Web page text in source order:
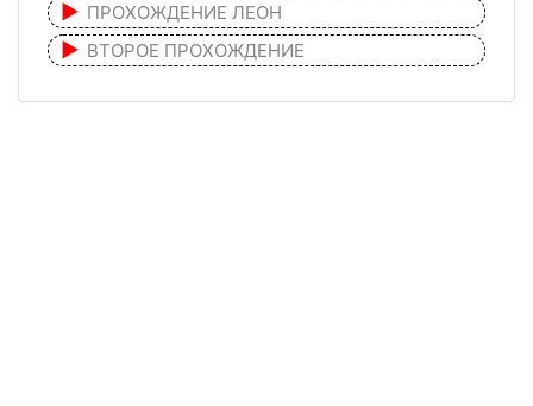
ПРОХОЖДЕНИЕ ЛЕОН
ВТОРОЕ ПРОХОЖДЕНИЕ